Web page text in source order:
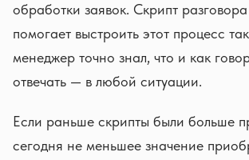
обработки заявок. Скрипт
помогает выстроить этот процесс
менеджер точно знал, что и как
отвечать — в любой ситуации.
Если раньше скрипты были больше
сегодня не меньшее значение